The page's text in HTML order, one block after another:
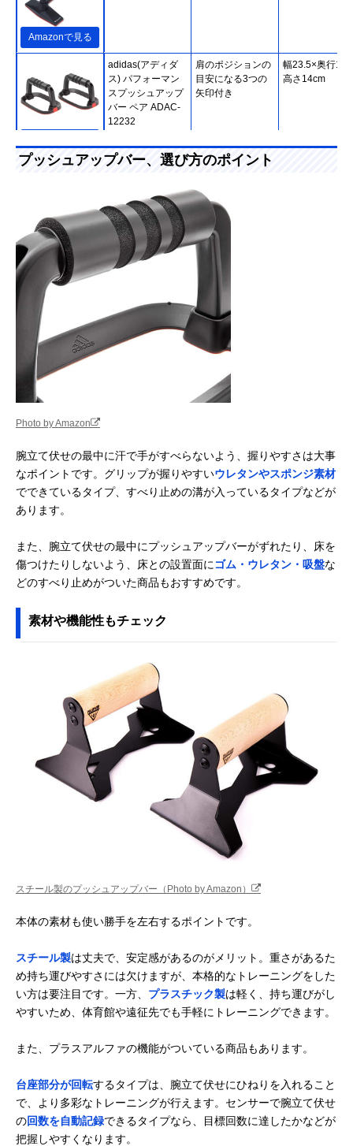
Amazonで見る
adidas(アディダ
ス) パフォーマン
スプッシュアップ
バー ペア ADAC-
12232
肩のポジションの
目安になる3つの
矢印付き
幅23.5×奥行
高さ14cm
Amazonで見る
ハービンジャー
シュアップ プロ
21314
手首の負担を軽減
ルを搭載
Amazonで見る
ッシュアップバー
ADAC-12233
ードな筋トレにぴ
ったり
Amazonで見る
La-VIE(ラヴィ) 2
目的にあわせて簡
単に角度を調節で
ップバー Hiタイプ
HCF-PUFHGY
行33.5×高さ
17cm（収納時）
Amazonで見る
IRONMAN
CLUB(鉄人倶楽
すべりにくいグリ
ップハンドルを採
約幅20.5×奥行
高さ11cm
リラクシングワー
ク(Relaxing Work)
プッシュアップバ
トレーニング強度
を変えられる
2Way設計
幅21×奥行15×高
さ13cm
プッシュアップバー、選び方のポイント
Photo by Amazon
腕立て伏せの最中に汗で手がすべらないよう、握りやすさは大事
なポイントです。グリップが握りやすいウレタンやスポンジ素材
でできているタイプ、すべり止めの溝が入っているタイプなどが
あります。
また、腕立て伏せの最中にプッシュアップバーがずれたり、床を
傷つけたりしないよう、床との設置面に ゴム・ウレタン・吸盤な
どのすべり止めがついた商品もおすすめです。
素材や機能性もチェック
スチール製のプッシュアップバー（Photo by Amazon）
本体の素材も使い勝手を左右するポイントです。
スチール製は丈夫で、安定感があるのがメリット。重さがあるた
め持ち運びやすさには欠けますが、本格的なトレーニングをした
い方は要注目です。一方、 プラスチック製は軽く、持ち運びがし
やすいため、体育館や遠征先でも手軽にトレーニングできます。
また、プラスアルファの機能がついている商品もあります。
台座部分が回転するタイプは、腕立て伏せにひねりを入れること
で、より多彩なトレーニングが行えます。センサーで腕立て伏せ
の回数を自動記録できるタイプなら、目標回数に達したかなどが
把握しやすくなります。